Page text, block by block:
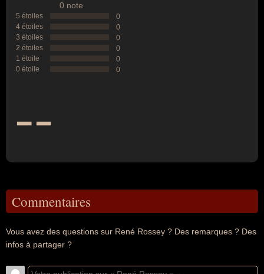
0 note
5 étoiles
0
4 étoiles
0
3 étoiles
0
2 étoiles
0
1 étoile
0
0 étoile
0
--
Commentaires
Vous avez des questions sur René Rossey ? Des remarques ? Des
infos à partager ?